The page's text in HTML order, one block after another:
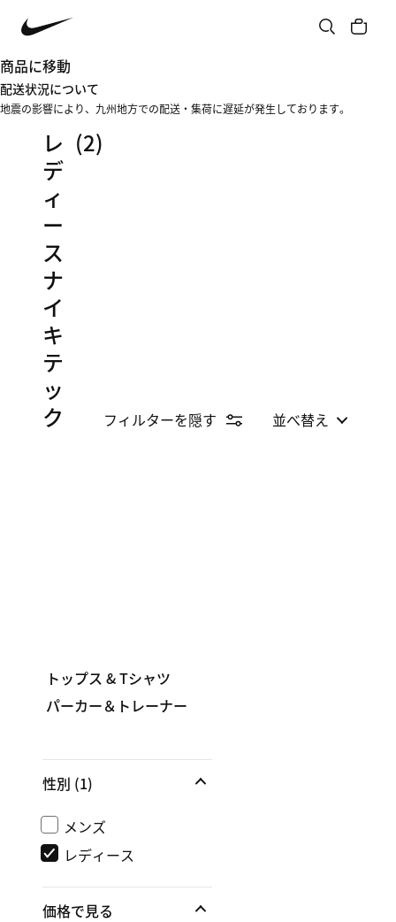
商品に移動
配送状況について
地震の影響により、九州地方での配送・集荷に遅延が発生しております。
レ
デ
ィ
ー
ス
ナ
イ
キ
テ
ッ
ク
(2)
フィルターを隠す 並べ替え
トップス & Tシャツ
パーカー＆トレーナー
性別 (1)
メンズ
レディース
価格で見る